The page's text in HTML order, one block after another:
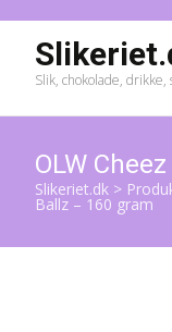
Slik, chokolade, drikke,
OLW
Slikeriet.dk >
Ballz – 160 gram